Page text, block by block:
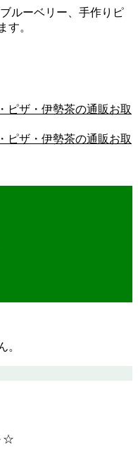
ルーベリー、手作りピ
す。
。
☆